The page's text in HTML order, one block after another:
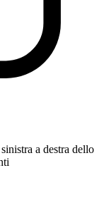
a destra dello